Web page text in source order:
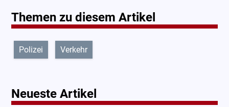
Themen zu diesem Artikel
Polizei Verkehr
Neueste Artikel